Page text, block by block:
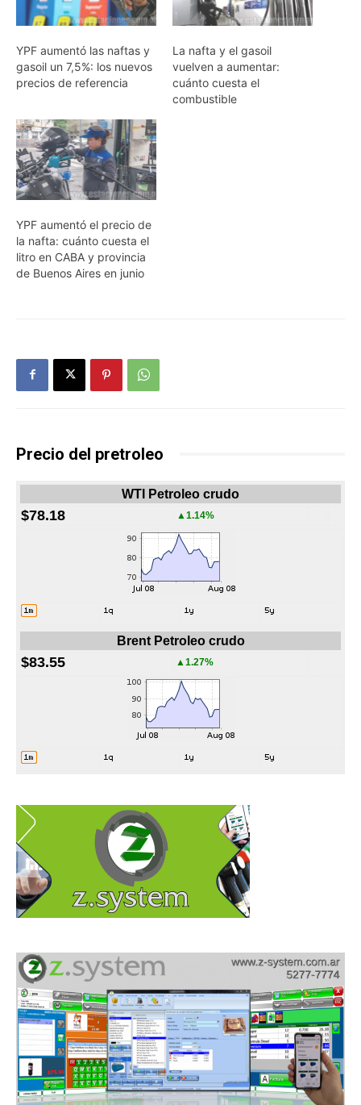
YPF aumentó las naftas y
gasoil un 7,5%: los nuevos
precios de referencia
La nafta y el gasoil
vuelven a aumentar:
cuánto cuesta el
combustible
YPF aumentó el precio de
la nafta: cuánto cuesta el
litro en CABA y provincia
de Buenos Aires en junio
Precio del pretroleo
WTI Petroleo crudo
$78.18 ▲1.14%
Brent Petroleo crudo
$83.55 ▲1.27%